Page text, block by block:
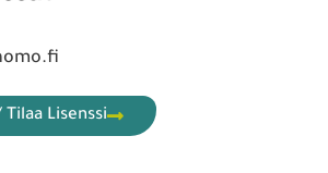
Lisenssi